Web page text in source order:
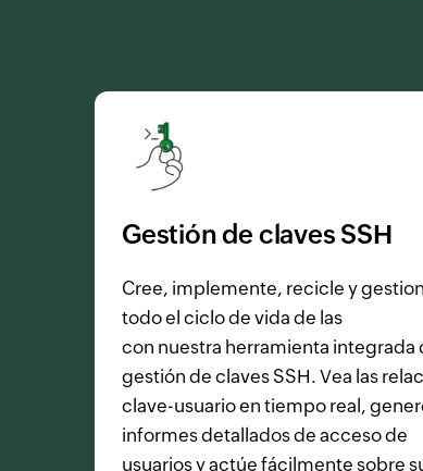
Gestión de claves SSH
Cree, implemente, recicle y
todo el ciclo de vida de las
con nuestra herramienta integrada
gestión de claves SSH. Vea las
clave-usuario en tiempo real,
informes detallados de acceso de
usuarios y actúe fácilmente sobre